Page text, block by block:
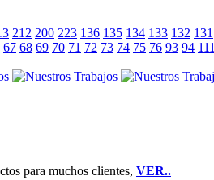
212 200 223 136 135 134 133 132 131
67 68 69 70 71 72 73 74 75 76 93 94 111
para muchos clientes, VER..